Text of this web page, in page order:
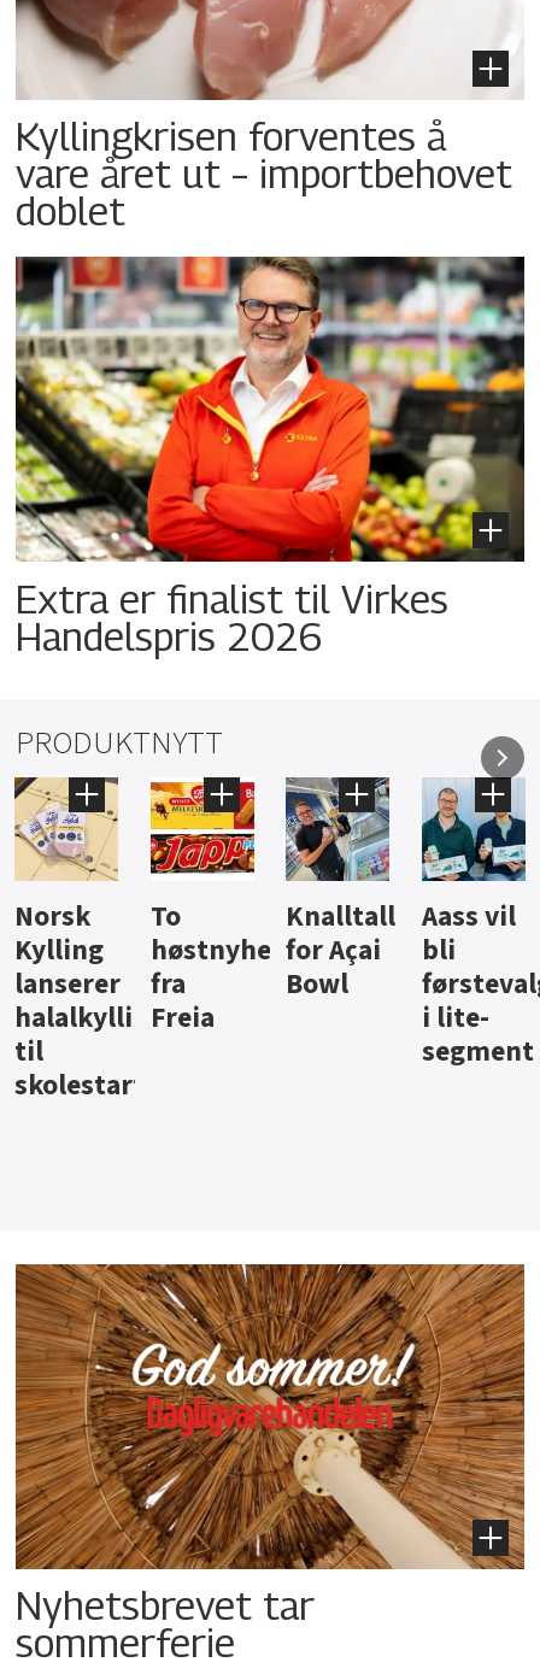
Kyllingkrisen forventes å
vare året ut – importbehovet
doblet
Extra er finalist til Virkes
Handelspris 2026
PRODUKTNYTT
Knalltall
for Açai
Bowl
Aass vil
bli
førstevalg
i lite-
Brus og
jus fra
Berentsen
Hard
iste fra
Hansa
Nyhetsbrevet tar
sommerferie